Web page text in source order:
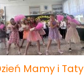
Mamy i Taty